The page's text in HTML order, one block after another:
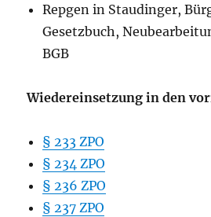
Repgen in Staudinger,
Gesetzbuch,
BGB
Wiedereinsetzung in den
§ 233 ZPO
§ 234 ZPO
§ 236 ZPO
§ 237 ZPO